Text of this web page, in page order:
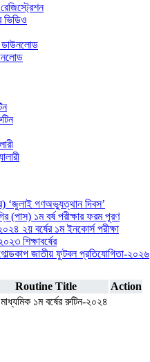
ভিডিও
ডাউনলোড
‘জুলাই গণঅভ্যুত্থান দিবস’
(পাস) ১ম বর্ষ পরীক্ষার ফরম পূরণ
২য় বর্ষের ১ম ইনকোর্স পরীক্ষা
শিক্ষাবর্ষের
গোল্ডকাপ জাতীয় ফুটবল প্রতিযোগিতা-২০২৬
Routine Title
Action
১ম বর্ষের রুটিন-২০২৪